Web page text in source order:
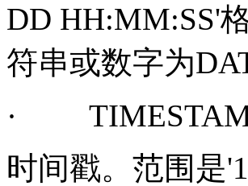
DD HH:MM:SS'
符串或数字为
·
时间戳。范围是